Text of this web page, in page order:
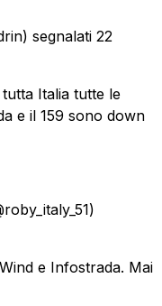
segnalati 22
Italia tutte le
e il 159 sono down
e Infostrada. Mai